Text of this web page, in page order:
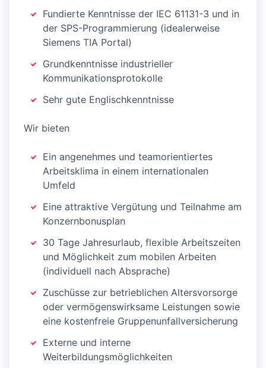
Fundierte Kenntnisse der IEC 61131-3 und in
der SPS-Programmierung (idealerweise
Siemens TIA Portal)
Grundkenntnisse industrieller
Kommunikationsprotokolle
Sehr gute Englischkenntnisse
Wir bieten
Ein angenehmes und teamorientiertes
Arbeitsklima in einem internationalen
Umfeld
Eine attraktive Vergütung und Teilnahme am
Konzernbonusplan
30 Tage Jahresurlaub, flexible Arbeitszeiten
und Möglichkeit zum mobilen Arbeiten
(individuell nach Absprache)
Zuschüsse zur betrieblichen Altersvorsorge
oder vermögenswirksame Leistungen sowie
eine kostenfreie Gruppenunfallversicherung
Externe und interne
Weiterbildungsmöglichkeiten